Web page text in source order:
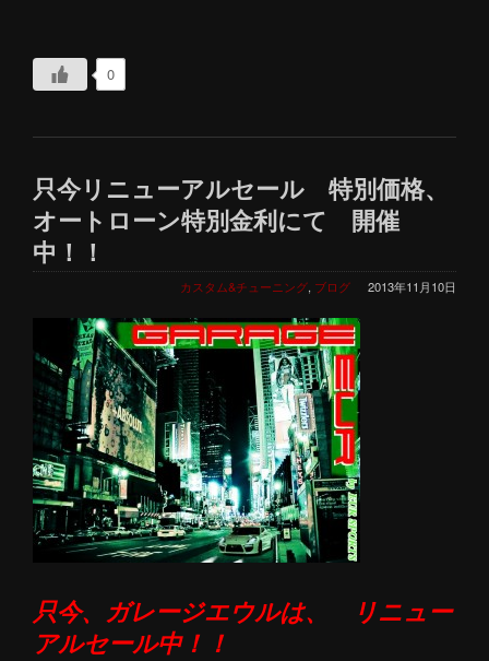
0
只今リニューアルセール 特別価格、
オートローン特別金利にて 開催
中！！
2013年11月10日
カスタム&チューニング, ブログ
只今、ガレージエウルは、
リニュー
アルセール中！！